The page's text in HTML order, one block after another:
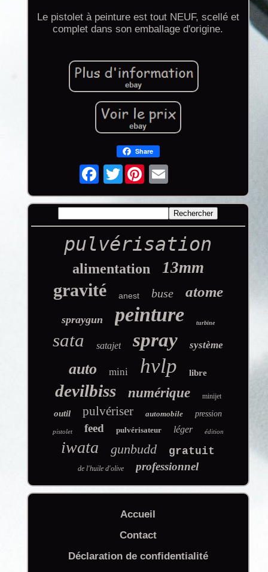
Le pistolet à peinture est tout NEUF, scellé et
complet dans son emballage d'origine.
Share
Twitter
pulvérisation
alimentation 13mm
gravité anest buse atome
spraygun peinture turbine
sata satajet spray système
auto mini hvlp libre
devilbiss numérique minijet
outil pulvériser automobile pression
pistolet feed pulvérisateur léger édition
iwata gunbudd gratuit
de l'huile d'olive professionnel
Accueil
Contact
Déclaration de confidentialité